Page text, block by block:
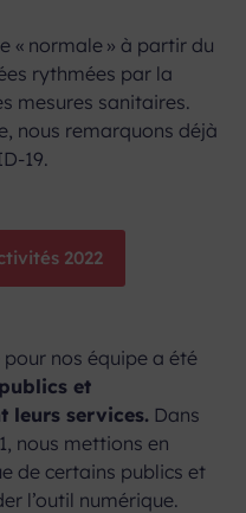
« normale » à partir du
rythmées par la
mesures sanitaires.
nous remarquons déjà
19.
2022
pour nos équipe a été
et
leurs services. Dans
nous mettions en
de certains publics et
l’outil numérique.